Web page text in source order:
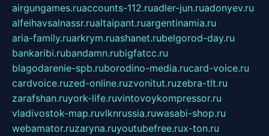
airgungames.ruaccounts-112.ruadler-jun.ruadonyev.ru
alfeihavsalnassr.rualtaipant.ruargentinamia.ru
aria-family.ruarkrym.ruashanet.rubelgorod-day.ru
bankaribi.rubandamn.rubigfatcc.ru
blagodarenie-spb.ruborodino-media.rucard-voice.ru
cardvoice.ruzed-online.ruzvonitut.ruzebra-tlt.ru
zarafshan.ruyork-life.ruvintovoykompressor.ru
vladivostok-map.ruvlknrussia.ruwasabi-shop.ru
webamator.ruzaryna.ruyoutubefree.rux-ton.ru